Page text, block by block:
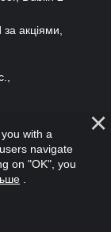
акціями,
with a
navigate
on "OK", you